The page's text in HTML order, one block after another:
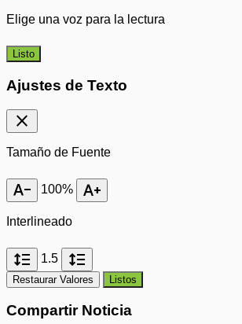
Elige una voz para la lectura
Listo
Ajustes de Texto
close
Tamaño de Fuente
text_decrease 100% text_increase
Interlineado
format_line_spacing 1.5 format_line_spacing
Restaurar Valores Listos
Compartir Noticia